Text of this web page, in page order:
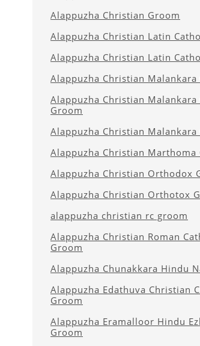
Alappuzha Christian Groom
Alappuzha Christian Latin
Alappuzha Christian Latin
Alappuzha Christian Malankara
Alappuzha Christian Malankara
Groom
Alappuzha Christian Malankara
Alappuzha Christian Marthoma
Alappuzha Christian Orthodox
Alappuzha Christian Orthotox
alappuzha christian rc groom
Alappuzha Christian Roman
Groom
Alappuzha Chunakkara Hindu
Alappuzha Edathuva Christian
Groom
Alappuzha Eramalloor Hindu
Groom